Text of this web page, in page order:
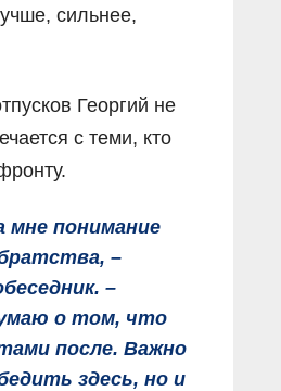
сильнее,
Георгий не
с теми, кто
мне понимание
–
–
о том, что
после. Важно
здесь, но и